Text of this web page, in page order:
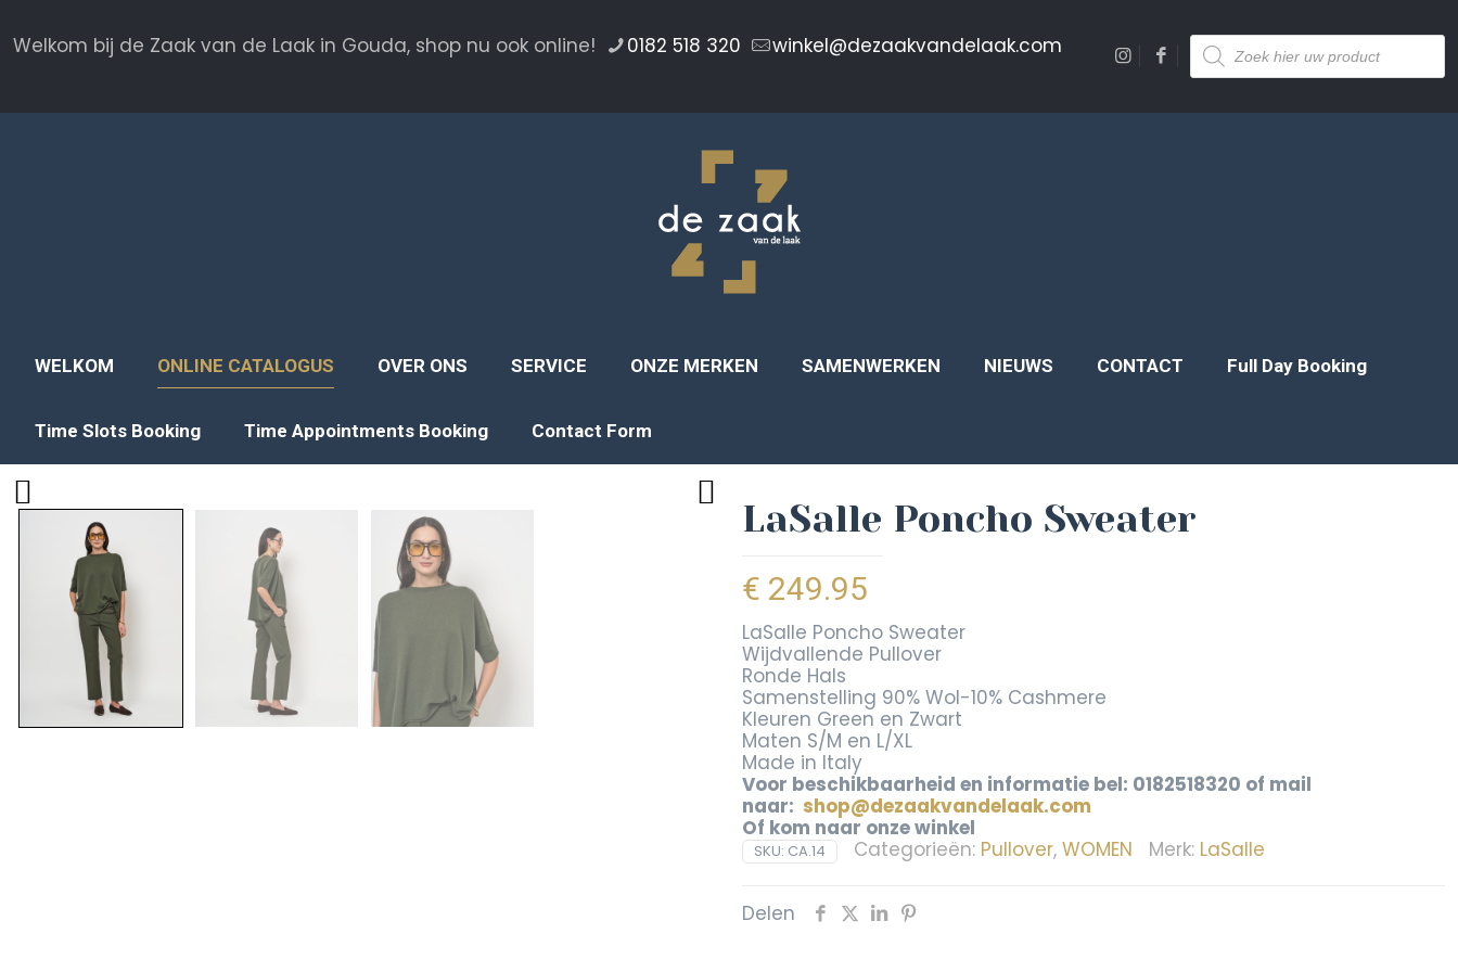
Welkom bij de Zaak van de Laak in Gouda, shop nu ook online! 0182 518 320 winkel@dezaakvandelaak.com Producten
zoeken
WELKOM ONLINE CATALOGUS OVER ONS SERVICE ONZE MERKEN SAMENWERKEN NIEUWS CONTACT Full Day Booking
Time Slots Booking Time Appointments Booking Contact Form
LaSalle Poncho Sweater
€ 249.95
LaSalle Poncho Sweater
Wijdvallende Pullover
Ronde Hals
Samenstelling 90% Wol-10% Cashmere
Kleuren Green en Zwart
Maten S/M en L/XL
Made in Italy
Voor beschikbaarheid en informatie bel: 0182518320 of mail
naar: shop@dezaakvandelaak.com
Of kom naar onze winkel
SKU: CA.14 Categorieën: Pullover, WOMEN Merk: LaSalle
Delen